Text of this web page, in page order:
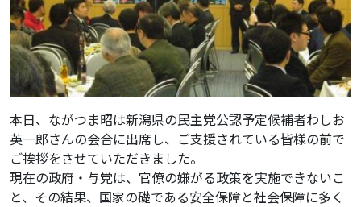
本日、ながつま昭は新潟県の民主党公認予定候補者わしお
英一郎さんの会合に出席し、ご支援されている皆様の前で
ご挨拶をさせていただきました。
現在の政府・与党は、官僚の嫌がる政策を実施できないこ
と、その結果、国家の礎である安全保障と社会保障に多く